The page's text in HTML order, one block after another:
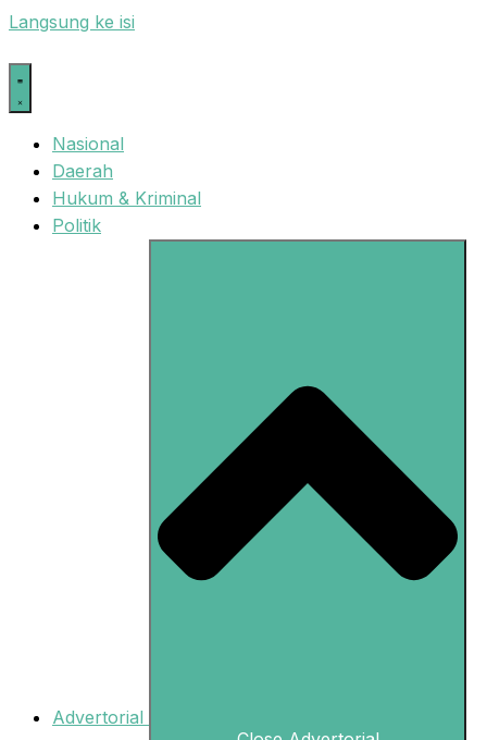
Langsung ke isi
Nasional
Daerah
Hukum & Kriminal
Politik
Advertorial